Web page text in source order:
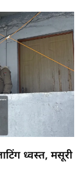
ध्वस्त, मसूरी